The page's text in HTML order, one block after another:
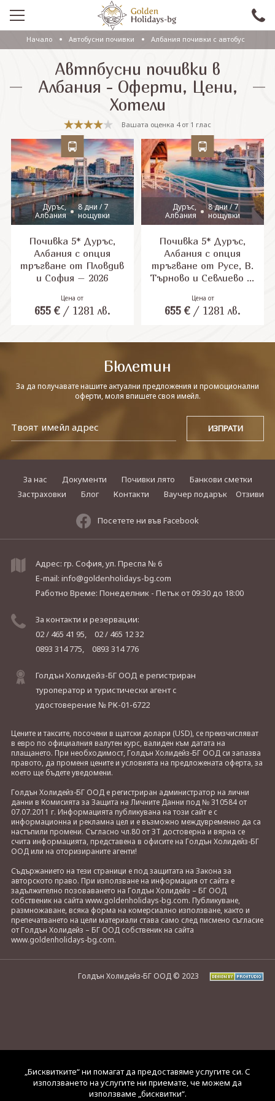
ПРОМО
EКСКУРЗИИ СЪС САМОЛЕТ
ЕКСКУРЗИИ С АВТОБУС
САМОЛЕТНИ ПОЧИВКИ
ПОЧИВКИ С АВТОБУС
ПРАЗНИЦИ
ЕКЗОТИКА
КРУИЗИ
Проверка на резервация
СВЪРЖЕТЕ СЕ С НАС
Начало Автобусни почивки Албания почивки с автобус
Автпбусни почивки в
Албания - Оферти, Цени,
Хотели
Вашата оценка 4от 1 глас
Дуръс,
Албания
8 дни / 7
нощувки
Почивка 5* Дуръс,
Албания с опция
тръгване от Пловдив
и София – 2026
Цена от
655 €/ 1281 лв.
Дуръс,
Албания
8 дни / 7
нощувки
Почивка 5* Дуръс,
Албания с опция
тръгване от Русе, В.
Търново и Севлиево –
Цена от
655 €/ 1281 лв.
Бюлетин
За да получавате нашите актуални предложения и промоционални
оферти, моля впишете своя имейл.
За нас Документи Почивки лято
Банкови сметки
Застраховки
Блог Контакти Ваучер подарък Отзиви
Посетете ни във Facebook
Адрес: гр. София, ул. Преспа № 6
E-mail: info@goldenholidays-bg.com
Работно Време: Понеделник - Петъкот 09:30 до 18:00
За контакти и резервации:
02 / 465 41 95,
02 / 465 12 32
0893 314 775,
0893 314 776
Голдън Холидейз-БГ ООД е регистриран
туроператор и туристически агент с
удостоверение № РК-01-6722
Цените и таксите, посочени в щатски долари (USD), се преизчисляват
в евро по официалния валутен курс, валиден към датата на
плащането. При необходимост, Голдън Холидейз-БГ ООД си запазва
правото, да променя цените и условията на предложената оферта, за
което ще бъдете уведомени.
Голдън Холидейз-БГ ООД е регистриран администратор на лични
данни в Комисията за Защита на Личните Данни под № 310584 от
07.07.2011 г. Информацията публикувана на този сайт е с
информационна и рекламна цел и е възможно междувременно да са
настъпили промени. Съгласно чл.80 от ЗТ достоверна и вярна се
счита информацията, представена в офисите на Голдън Холидейз-БГ
ООД или на оторизираните агенти!
Съдържанието на тези страници е под защитата на Закона за
авторското право. При използване на информация от сайта е
задължително позоваването на Голдън Холидейз – БГ ООД
собственик на сайта www.goldenholidays-bg.com. Публикуване,
размножаване, всяка форма на комерсиално използване, както и
препечатването на цели материали става само след писмено съгласие
от Голдън Холидейз – БГ ООД собственик на сайта
www.goldenholidays-bg.com.
Голдън Холидейз-БГ ООД © 2023
„Бисквитките“ ни помагат да предоставяме услугите си. С
използването на услугите ни приемате, че можем да
използваме „бисквитки“.